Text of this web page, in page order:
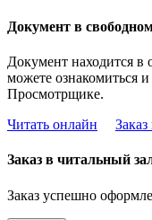
Документ в
Документ находится
можете ознакомиться
Просмотрщике.
Читать онлайн
Заказ в читальный
Заказ успешно